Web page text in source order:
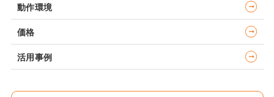
動作環境
価格
活用事例